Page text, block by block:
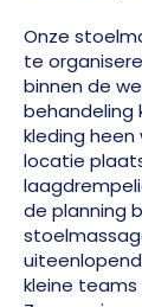
Onze
te
binnen de
behandeling
kleding
locatie
de planning
kleine